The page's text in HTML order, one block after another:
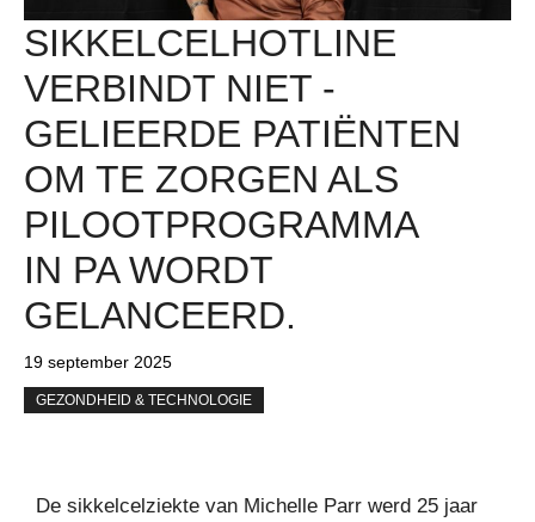
SIKKELCELHOTLINE
VERBINDT NIET -
GELIEERDE PATIËNTEN
OM TE ZORGEN ALS
PILOOTPROGRAMMA
IN PA WORDT
GELANCEERD.
19 september 2025
GEZONDHEID & TECHNOLOGIE
De sikkelcelziekte van Michelle Parr werd 25 jaar